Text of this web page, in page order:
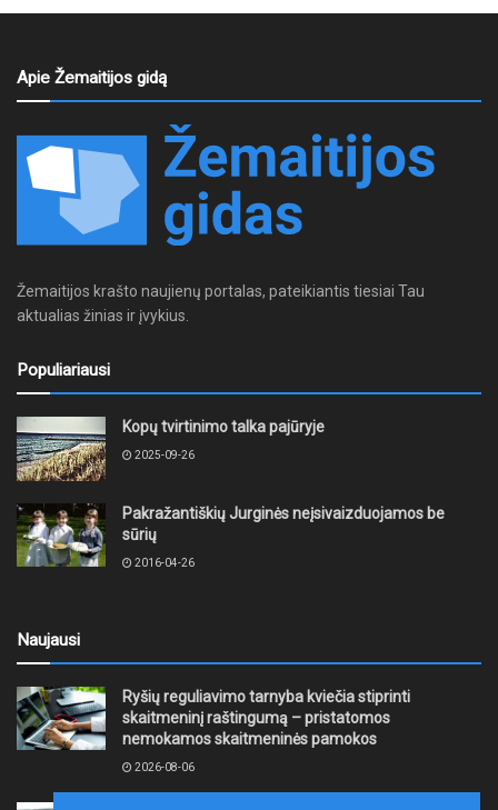
Apie Žemaitijos gidą
Žemaitijos krašto naujienų portalas, pateikiantis tiesiai Tau
aktualias žinias ir įvykius.
Populiariausi
Kopų tvirtinimo talka pajūryje
2025-09-26
Pakražantiškių Jurginės neįsivaizduojamos be
sūrių
2016-04-26
Naujausi
Ryšių reguliavimo tarnyba kviečia stiprinti
skaitmeninį raštingumą – pristatomos
nemokamos skaitmeninės pamokos
2026-08-06